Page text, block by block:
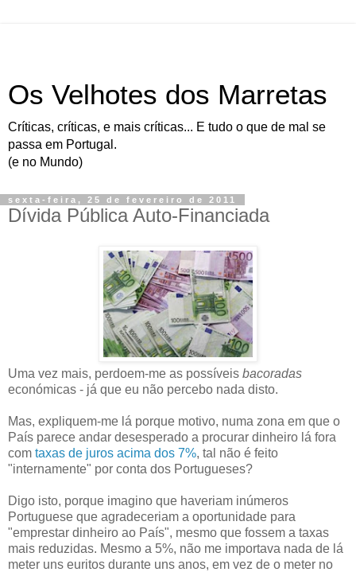
Os Velhotes dos Marretas
Críticas, críticas, e mais críticas... E tudo o que de mal se
passa em Portugal.
(e no Mundo)
sexta-feira, 25 de fevereiro de 2011
Dívida Pública Auto-Financiada
Uma vez mais, perdoem-me as possíveis bacoradas
económicas - já que eu não percebo nada disto.
Mas, expliquem-me lá porque motivo, numa zona em que o
País parece andar desesperado a procurar dinheiro lá fora
com taxas de juros acima dos 7%, tal não é feito
"internamente" por conta dos Portugueses?
Digo isto, porque imagino que haveriam inúmeros
Portuguese que agradeceriam a oportunidade para
"emprestar dinheiro ao País", mesmo que fossem a taxas
mais reduzidas. Mesmo a 5%, não me importava nada de lá
meter uns euritos durante uns anos, em vez de o meter no